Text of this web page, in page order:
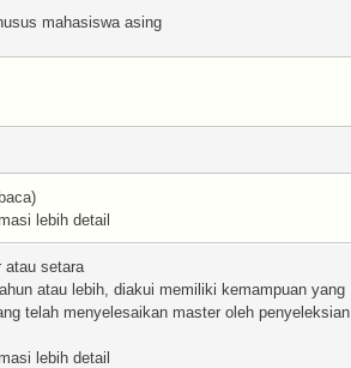
mahasiswa asing
lebih detail
atau setara
atau lebih, diakui memiliki kemampuan yang
telah menyelesaikan master oleh penyeleksian
lebih detail